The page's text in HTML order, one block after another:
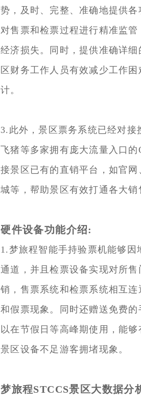
势，及时、完整、准确地提供
对售票和检票过程进行精准监
经济损失。同时，提供准确详
区财务工作人员有效减少工作
计。
3.此外，景区票务系统已经对接
飞猪等多家拥有庞大流量入口
接景区已有的直销平台，如官
城等，帮助景区有效打通各大销
硬件设备功能介绍:
1.梦旅程智能手持验票机能够因
通道，并且检票设备实现对所
销，售票系统和检票系统相互
和假票现象。同时还赠送免费的
以在节假日等高峰期使用，能
景区设备不足游客拥堵现象。
梦旅程STCCS景区大数据分